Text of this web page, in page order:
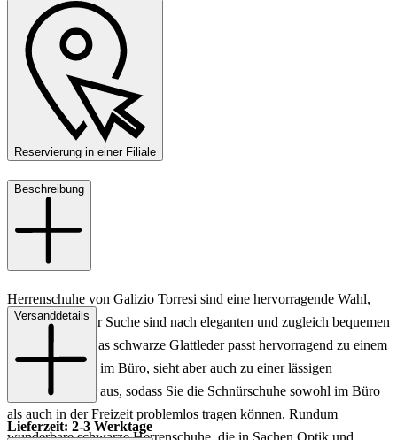
Reservierung in einer Filiale
Beschreibung
Herrenschuhe von Galizio Torresi sind eine hervorragende Wahl,
wenn Sie auf der Suche sind nach eleganten und zugleich bequemen
Halbschuhen. Das schwarze Glattleder passt hervorragend zu einem
schicken Anzug im Büro, sieht aber auch zu einer lässigen
Jeanshose super aus, sodass Sie die Schnürschuhe sowohl im Büro
als auch in der Freizeit problemlos tragen können. Rundum
wunderbare schwarze Herrenschuhe, die in Sachen Optik und
Versanddetails
Lieferzeit: 2-3 Werktage